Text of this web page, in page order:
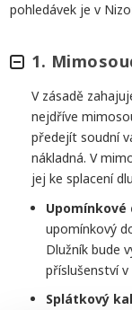
pohledávek je v
1.
V zásadě
nejdříve
předejít soudní
nákladná. V
jej ke splacení
upomínkový
Dlužník bude
příslušenství
Splátkový